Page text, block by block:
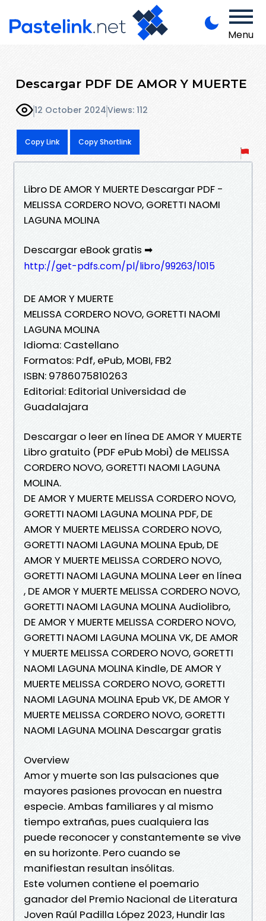
Menu
Descargar PDF DE AMOR Y MUERTE
12 October 2024Views: 112
Copy Link Copy Shortlink
Libro DE AMOR Y MUERTE Descargar PDF -
MELISSA CORDERO NOVO, GORETTI NAOMI
LAGUNA MOLINA
Descargar eBook gratis ➡
http://get-pdfs.com/pl/libro/99263/1015
DE AMOR Y MUERTE
MELISSA CORDERO NOVO, GORETTI NAOMI
LAGUNA MOLINA
Idioma: Castellano
Formatos: Pdf, ePub, MOBI, FB2
ISBN: 9786075810263
Editorial: Editorial Universidad de
Guadalajara
Descargar o leer en línea DE AMOR Y MUERTE
Libro gratuito (PDF ePub Mobi) de MELISSA
CORDERO NOVO, GORETTI NAOMI LAGUNA
MOLINA.
DE AMOR Y MUERTE MELISSA CORDERO NOVO,
GORETTI NAOMI LAGUNA MOLINA PDF, DE
AMOR Y MUERTE MELISSA CORDERO NOVO,
GORETTI NAOMI LAGUNA MOLINA Epub, DE
AMOR Y MUERTE MELISSA CORDERO NOVO,
GORETTI NAOMI LAGUNA MOLINA Leer en línea
, DE AMOR Y MUERTE MELISSA CORDERO NOVO,
GORETTI NAOMI LAGUNA MOLINA Audiolibro,
DE AMOR Y MUERTE MELISSA CORDERO NOVO,
GORETTI NAOMI LAGUNA MOLINA VK, DE AMOR
Y MUERTE MELISSA CORDERO NOVO, GORETTI
NAOMI LAGUNA MOLINA Kindle, DE AMOR Y
MUERTE MELISSA CORDERO NOVO, GORETTI
NAOMI LAGUNA MOLINA Epub VK, DE AMOR Y
MUERTE MELISSA CORDERO NOVO, GORETTI
NAOMI LAGUNA MOLINA Descargar gratis
Overview
Amor y muerte son las pulsaciones que
mayores pasiones provocan en nuestra
especie. Ambas familiares y al mismo
tiempo extrañas, pues cualquiera las
puede reconocer y constantemente se vive
en su horizonte. Pero cuando se
manifiestan resultan insólitas.
Este volumen contiene el poemario
ganador del Premio Nacional de Literatura
Joven Raúl Padilla López 2023, Hundir las